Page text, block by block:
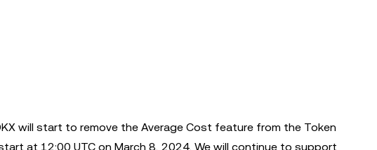
will start to remove the Average Cost feature from the Token
at 12:00 UTC on March 8, 2024. We will continue to support